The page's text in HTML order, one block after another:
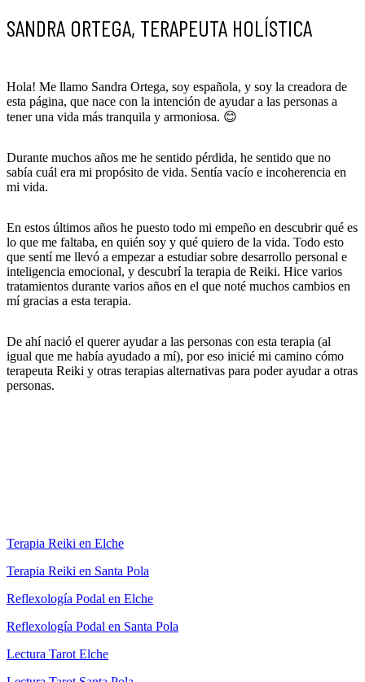
SANDRA ORTEGA, TERAPEUTA HOLÍSTICA
Hola! Me llamo Sandra Ortega, soy española, y soy la creadora de
esta página, que nace con la intención de ayudar a las personas a
tener una vida más tranquila y armoniosa. 😊
Durante muchos años me he sentido pérdida, he sentido que no
sabía cuál era mi propósito de vida. Sentía vacío e incoherencia en
mi vida.
En estos últimos años he puesto todo mi empeño en descubrir qué es
lo que me faltaba, en quién soy y qué quiero de la vida. Todo esto
que sentí me llevó a empezar a estudiar sobre desarrollo personal e
inteligencia emocional, y descubrí la terapia de Reiki. Hice varios
tratamientos durante varios años en el que noté muchos cambios en
mí gracias a esta terapia.
De ahí nació el querer ayudar a las personas con esta terapia (al
igual que me había ayudado a mí), por eso inicié mi camino cómo
terapeuta Reiki y otras terapias alternativas para poder ayudar a otras
personas.
Terapia Reiki en Elche
Terapia Reiki en Santa Pola
Reflexología Podal en Elche
Reflexología Podal en Santa Pola
Lectura Tarot Elche